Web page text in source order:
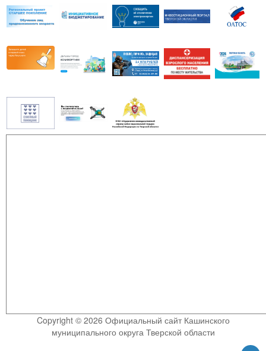
Copyright © 2026 Официальный сайт Кашинского
муниципального округа Тверской области